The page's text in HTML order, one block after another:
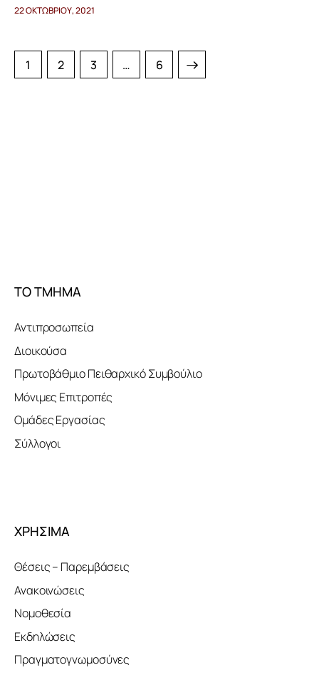
22 ΟΚΤΩΒΡΊΟΥ, 2021
1 2 3 … 6
>
ΤΟ ΤΜΗΜΑ
Αντιπροσωπεία
Διοικούσα
Πρωτοβάθμιο Πειθαρχικό Συμβούλιο
Μόνιμες Επιτροπές
Ομάδες Εργασίας
Σύλλογοι
ΧΡΗΣΙΜΑ
Θέσεις – Παρεμβάσεις
Ανακοινώσεις
Νομοθεσία
Εκδηλώσεις
Πραγματογνωμοσύνες